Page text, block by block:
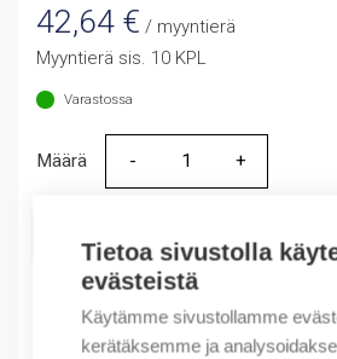
Tietoa sivustolla
evästeistä
Käytämme sivustollamme
kerätäksemme ja
42,64 € / myyntierä
Myyntierä sis. 10 KPL
Varastossa
Määrä
Määrä
Tuotekoodit